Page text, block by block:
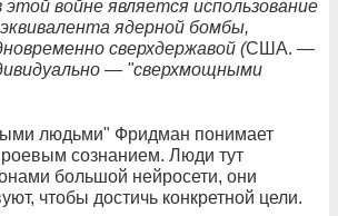
этой войне является использование
ядерной бомбы,
сверхдержавой (США. —
— "сверхмощными
людьми" Фридман понимает
сознанием. Люди тут
большой нейросети, они
чтобы достичь конкретной цели.